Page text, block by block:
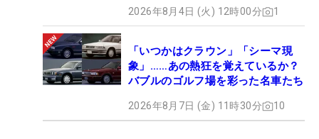
2026年8月4日 (火) 12時00分 1
「いつかはクラウン」「シーマ現
象」……あの熱狂を覚えているか？
バブルのゴルフ場を彩った名車たち
2026年8月7日 (金) 11時30分 10